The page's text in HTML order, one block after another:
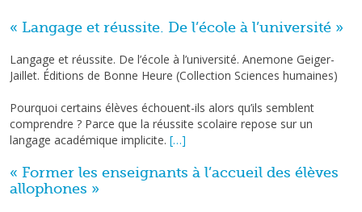
« Langage et réussite. De l’école à l’université »
Langage et réussite. De l’école à l’université. Anemone Geiger-
Jaillet. Éditions de Bonne Heure (Collection Sciences humaines)
Pourquoi certains élèves échouent-ils alors qu’ils semblent
comprendre ? Parce que la réussite scolaire repose sur un
langage académique implicite. […]
« Former les enseignants à l’accueil des élèves
allophones »